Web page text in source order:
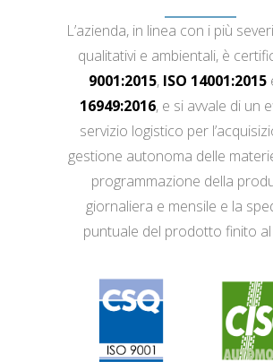
L’azienda, in linea con i più
qualitativi e ambientali, è
9001:2015, ISO 14001:2015
16949:2016, e si avvale di un
servizio logistico per
gestione autonoma delle
programmazione della
giornaliera e mensile e la
puntuale del prodotto finito al